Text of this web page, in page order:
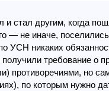
и стал другим, когда
— не иначе,
УСН никаких
требование о
противоречиями, но
по которым нужно